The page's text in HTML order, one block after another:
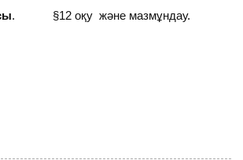
. §12 оқу және мазмұндау.